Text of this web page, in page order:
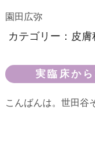
園田広弥
カテゴリー： 皮膚
実臨床か
こんばんは。世田谷